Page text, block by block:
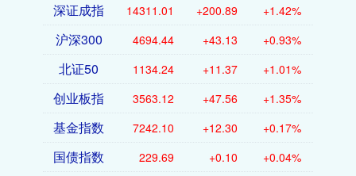
深证成指 14311.01 +200.89 +1.42%
沪深300 4694.44 +43.13 +0.93%
北证50 1134.24 +11.37 +1.01%
创业板指 3563.12 +47.56 +1.35%
基金指数 7242.10 +12.30 +0.17%
国债指数 229.69 +0.10 +0.04%